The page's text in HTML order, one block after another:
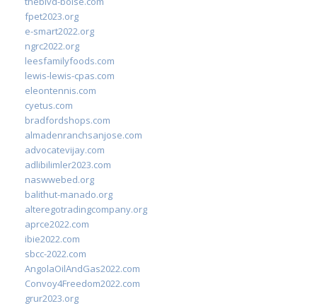
fpet2023.org
e-smart2022.org
ngrc2022.org
leesfamilyfoods.com
lewis-lewis-cpas.com
eleontennis.com
cyetus.com
bradfordshops.com
almadenranchsanjose.com
advocatevijay.com
adlibilimler2023.com
naswwebed.org
balithut-manado.org
alteregotradingcompany.org
aprce2022.com
ibie2022.com
sbcc-2022.com
AngolaOilAndGas2022.com
Convoy4Freedom2022.com
grur2023.org